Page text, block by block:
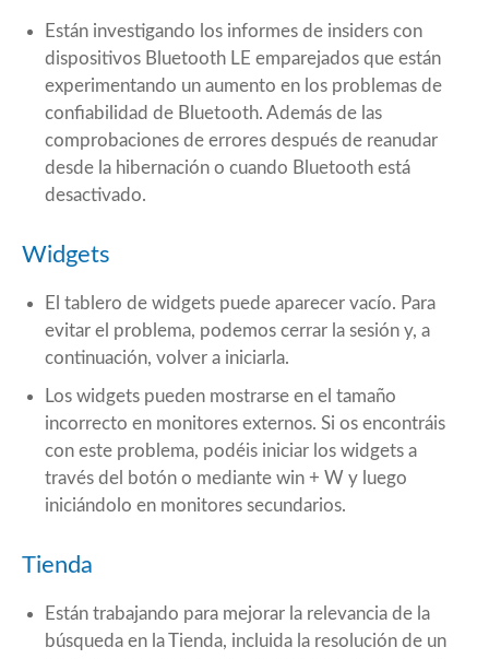
Están investigando los informes de insiders con
dispositivos Bluetooth LE emparejados que están
experimentando un aumento en los problemas de
confiabilidad de Bluetooth. Además de las
comprobaciones de errores después de reanudar
desde la hibernación o cuando Bluetooth está
desactivado.
Widgets
El tablero de widgets puede aparecer vacío. Para
evitar el problema, podemos cerrar la sesión y, a
continuación, volver a iniciarla.
Los widgets pueden mostrarse en el tamaño
incorrecto en monitores externos. Si os encontráis
con este problema, podéis iniciar los widgets a
través del botón o mediante win + W y luego
iniciándolo en monitores secundarios.
Tienda
Están trabajando para mejorar la relevancia de la
búsqueda en la Tienda, incluida la resolución de un